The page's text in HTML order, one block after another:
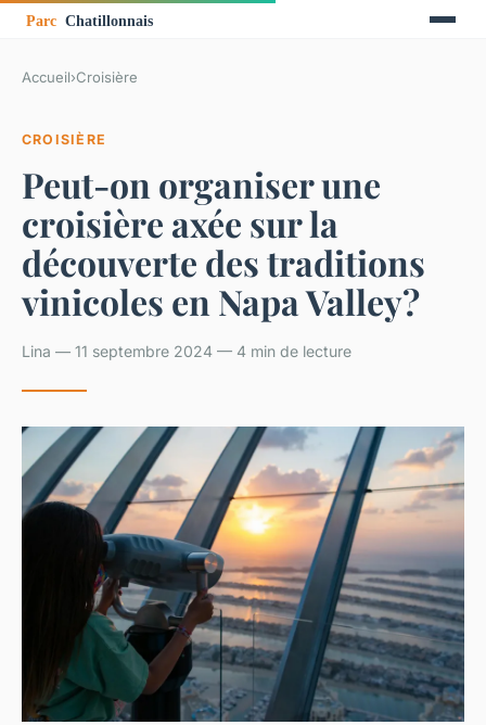
Accueil›Croisière
CROISIÈRE
Peut-on organiser une
croisière axée sur la
découverte des traditions
vinicoles en Napa Valley?
Lina — 11 septembre 2024 — 4 min de lecture